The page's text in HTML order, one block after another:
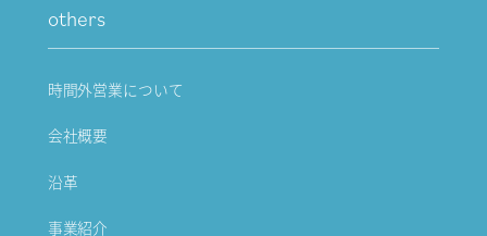
others
時間外営業について
会社概要
沿革
事業紹介